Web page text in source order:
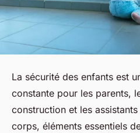
La sécurité des enfants est
constante pour les parents,
construction et les
corps, éléments essentiels